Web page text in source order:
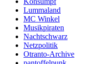
Lummaland
MC Winkel
Musikpiraten
Nachtschwarz
Netzpolitik
Otranto-Archive